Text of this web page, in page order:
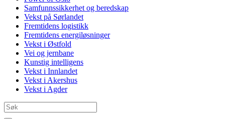
Samfunnssikkerhet og beredskap
Vekst på Sørlandet
Fremtidens logistikk
Fremtidens energiløsninger
Vekst i Østfold
Vei og jernbane
Kunstig intelligens
Vekst i Innlandet
Vekst i Akershus
Vekst i Agder